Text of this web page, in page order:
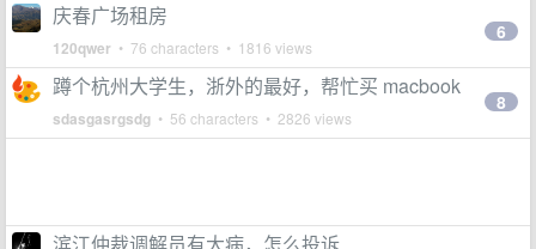
庆春广场租房
120qwer • 76 characters • 1816 views
6
蹲个杭州大学生，浙外的最好，帮忙买 macbook
sdasgasrgsdg • 56 characters • 2826 views
8